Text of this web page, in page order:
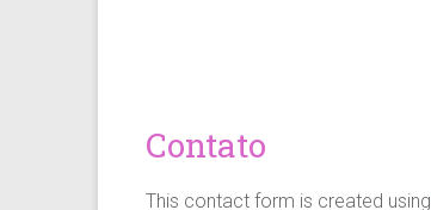
Contato
This contact form is created using